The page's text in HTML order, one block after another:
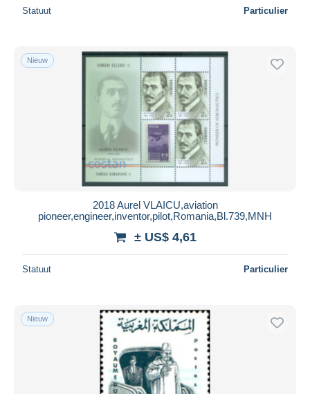
Statuut Particulier
Nieuw
2018 Aurel VLAICU,aviation
pioneer,engineer,inventor,pilot,Romania,Bl.739,MNH
± US$ 4,61
Statuut Particulier
Nieuw